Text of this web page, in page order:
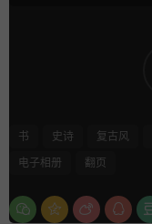
书 史诗 复古风
电子相册
翻页